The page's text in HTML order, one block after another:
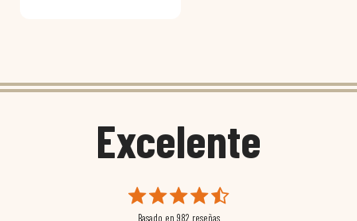
Excelente
Basado en 982 reseñas